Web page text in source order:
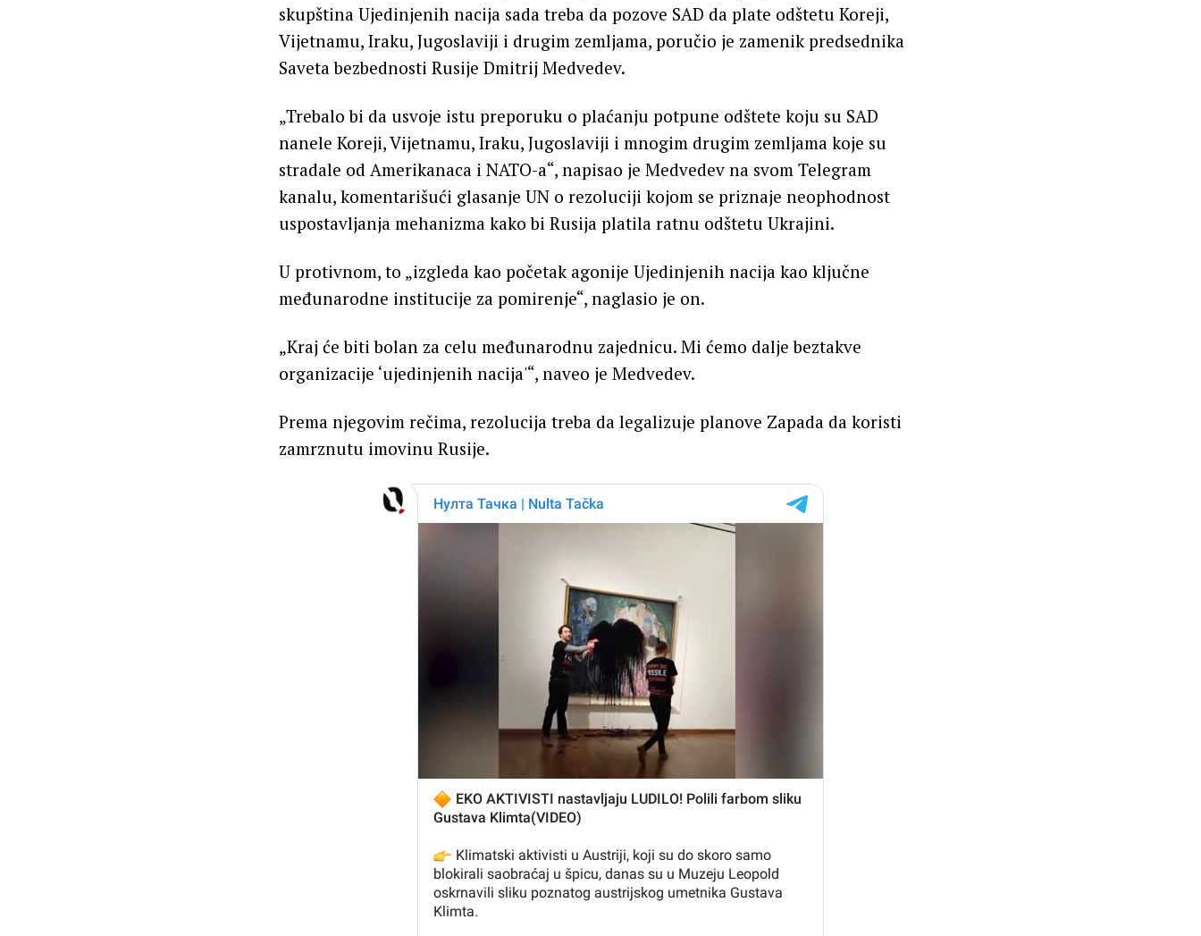
skupština Ujedinjenih nacija sada treba da pozove SAD da plate odštetu Koreji,
Vijetnamu, Iraku, Jugoslaviji i drugim zemljama, poručio je zamenik predsednika
Saveta bezbednosti Rusije Dmitrij Medvedev.
„Trebalo bi da usvoje istu preporuku o plaćanju potpune odštete koju su SAD
nanele Koreji, Vijetnamu, Iraku, Jugoslaviji i mnogim drugim zemljama koje su
stradale od Amerikanaca i NATO-a“, napisao je Medvedev na svom Telegram
kanalu, komentarišući glasanje UN o rezoluciji kojom se priznaje neophodnost
uspostavljanja mehanizma kako bi Rusija platila ratnu odštetu Ukrajini.
U protivnom, to „izgleda kao početak agonije Ujedinjenih nacija kao ključne
međunarodne institucije za pomirenje“, naglasio je on.
„Kraj će biti bolan za celu međunarodnu zajednicu. Mi ćemo dalje beztakve
organizacije ‘ujedinjenih nacija'“, naveo je Medvedev.
Prema njegovim rečima, rezolucija treba da legalizuje planove Zapada da koristi
zamrznutu imovinu Rusije.